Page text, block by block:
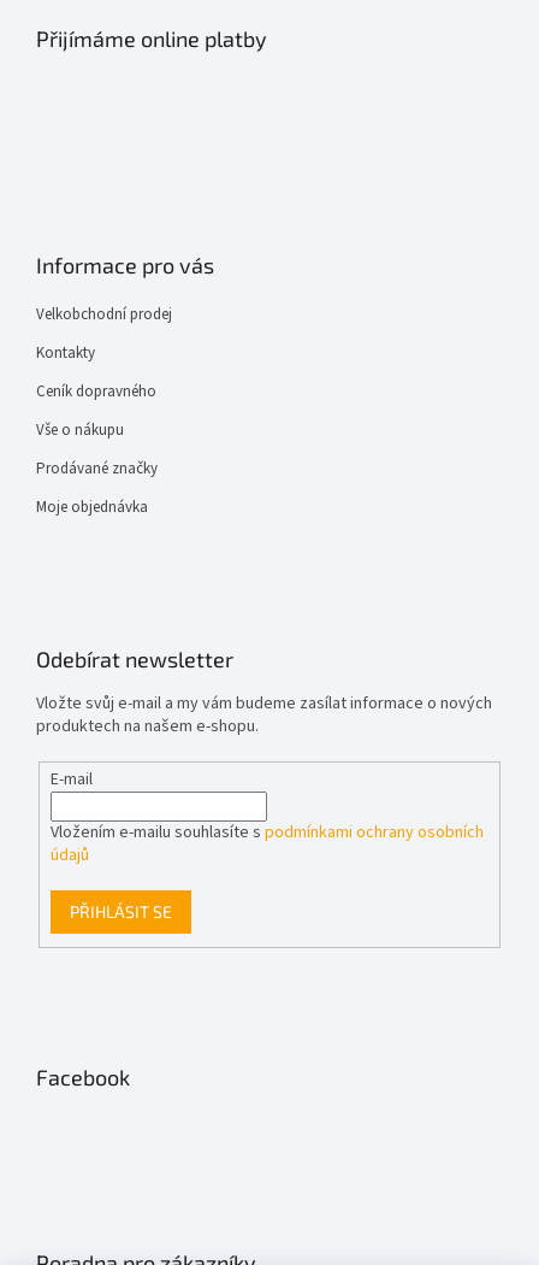
Přijímáme online platby
Informace pro vás
Velkobchodní prodej
Kontakty
Ceník dopravného
Vše o nákupu
Prodávané značky
Moje objednávka
Odebírat newsletter
Vložte svůj e-mail a my vám budeme zasílat informace o nových
produktech na našem e-shopu.
E-mail
Vložením e-mailu souhlasíte s podmínkami ochrany osobních
údajů
PŘIHLÁSIT SE
Facebook